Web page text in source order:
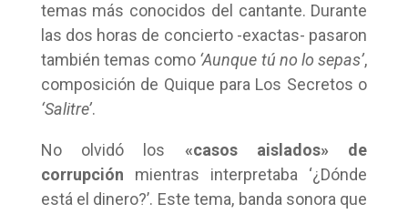
temas más conocidos del cantante. Durante
las dos horas de concierto -exactas- pasaron
también temas como ‘Aunque tú no lo sepas’,
composición de Quique para Los Secretos o
‘Salitre’.
No olvidó los «casos aislados» de
corrupción mientras interpretaba ‘¿Dónde
está el dinero?’. Este tema, banda sonora que